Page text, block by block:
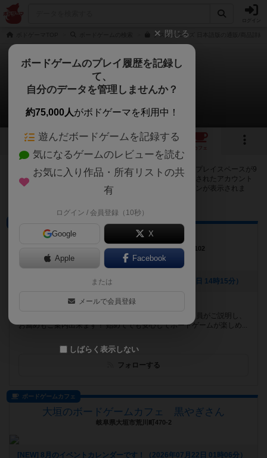
デスティニーズ 日本語版の通販/商品詳細
デスティニーズ
9店のカフェ/スペースが提供中
9 11 3
カフェ
デスティニーズで遊ぶことができるボードゲームカフェ・プレイスペースが9
店登録されています。公開プロフィールの都道府県が設定されたアカウント
でログインすると、同じ都道府県内の店舗に絞り込むボタンが表示されま
Brett
東京都小金井市本町3-8-10 グランコートB1F102
[NEW] お得な料金プランの新設です！（2026年07月28日 14時15分）
遊べるボードゲーム
921個
武蔵小金井駅より徒歩7分！ ルールが分からなくても店員がご説明し、
お薦めもご案内出来ます！ 始めてでも安心してボードゲームが楽しめ...
フォローする
ボードゲームカフェ
大垣のボードゲームカフェ 黒やぎさん
岐阜県大垣市荒川町470-2
[NEW] 8月のイベントカレンダーです！（2026年07月22日 01時06分）
閉じる
ボードゲームのプレイ履歴を記録し
て、
自分のデータを管理しませんか？
約75,000人がボドゲーマを利用中！
遊んだボードゲームを記録する
気になるゲームのレビューを読む
お気に入り作品・所有リストの共
有
ログイン / 会員登録（10秒）
Google X
Apple Facebook
または
メールで会員登録
しばらく表示しない